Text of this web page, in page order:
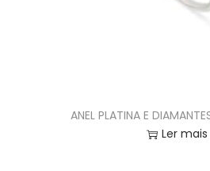
ANEL PLATINA E
Ler mais